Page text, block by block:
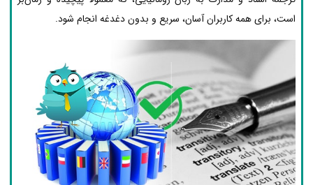
است، برای همه کاربران آسان، سریع و بدون دغدغه انجام شود.